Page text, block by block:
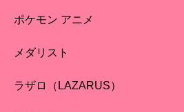
ポケモン アニメ
メダリスト
ラザロ（LAZARUS）